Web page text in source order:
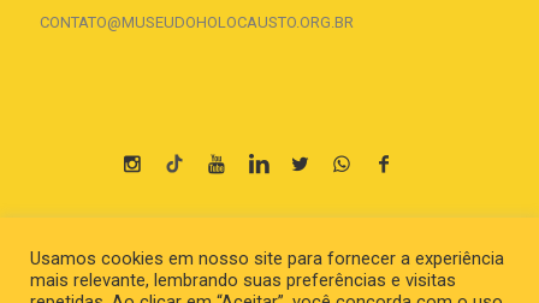
CONTATO@MUSEUDOHOLOCAUSTO.ORG.BR
Parceria
Usamos cookies em nosso site para fornecer a experiência
mais relevante, lembrando suas preferências e visitas